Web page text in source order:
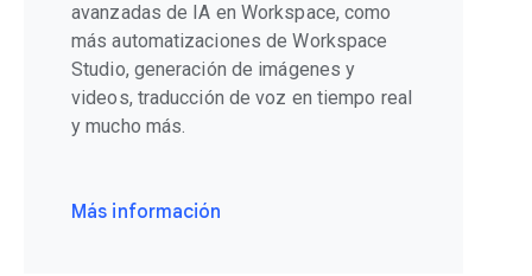
avanzadas de IA en Workspace, como
más automatizaciones de Workspace
Studio, generación de imágenes y
videos, traducción de voz en tiempo real
y mucho más.
Más información